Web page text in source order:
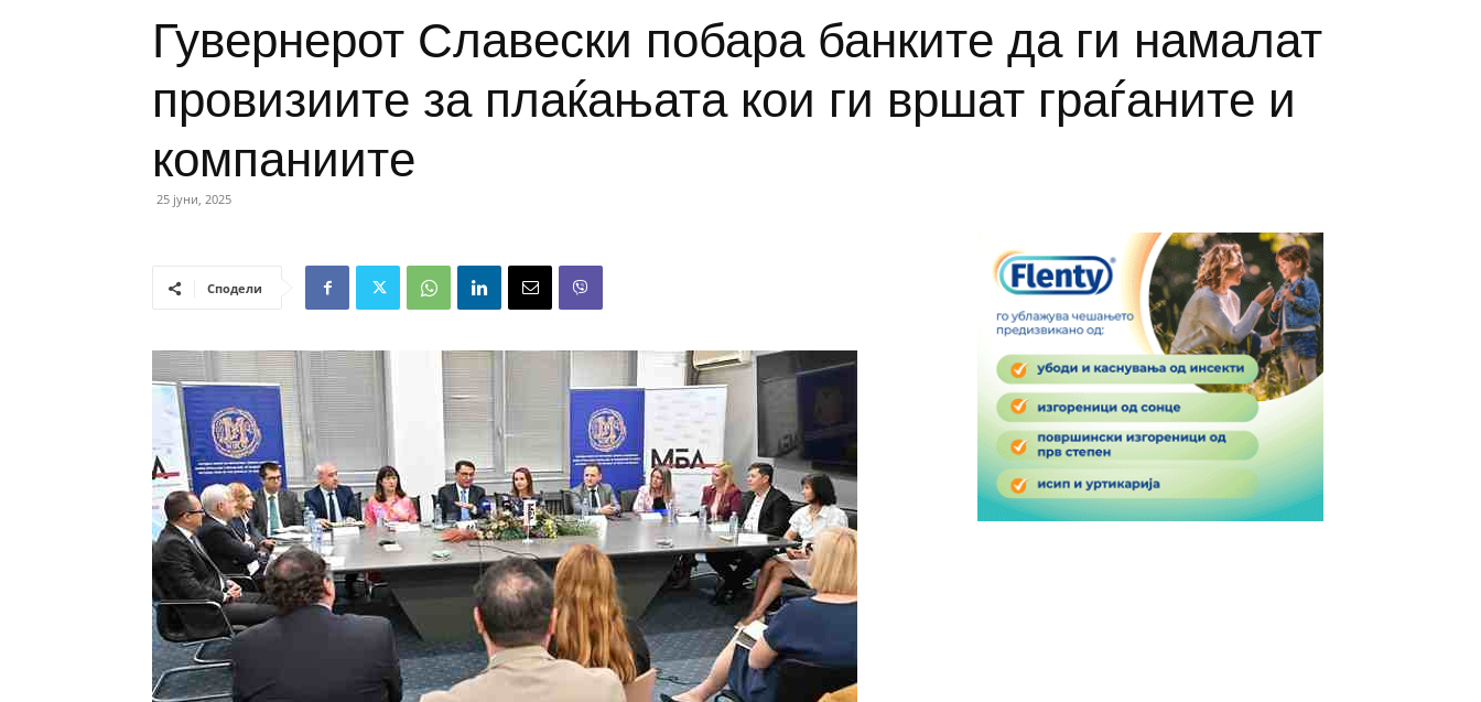
Гувернерот Славески побара банките да ги намалат
провизиите за плаќањата кои ги вршат граѓаните и
компаниите
25 јуни, 2025
Сподели